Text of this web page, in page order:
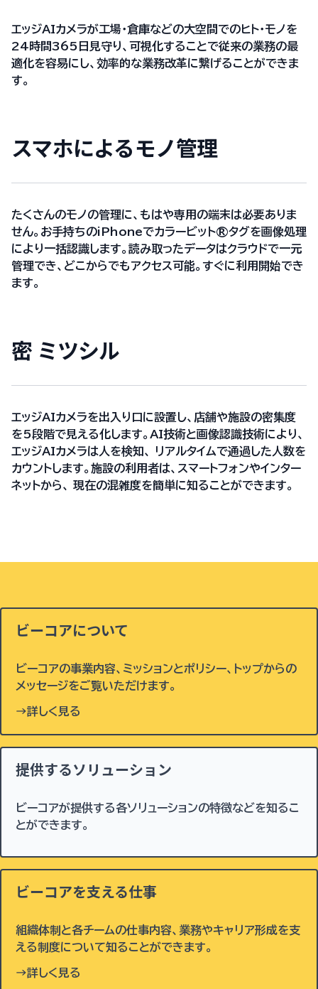
エッジAIカメラが工場・倉庫などの大空間でのヒト・モノを
24時間365日見守り、可視化することで従来の業務の最
適化を容易にし、効率的な業務改革に繋げることができま
す。
スマホによるモノ管理
たくさんのモノの管理に、もはや専用の端末は必要ありま
せん。お手持ちのiPhoneでカラービット®︎タグを画像処理
により一括認識します。読み取ったデータはクラウドで一元
管理でき、どこからでもアクセス可能。すぐに利用開始でき
ます。
密 ミツシル
エッジAIカメラを出入り口に設置し、店舗や施設の密集度
を5段階で見える化します。AI技術と画像認識技術により、
エッジAIカメラは人を検知、 リアルタイムで通過した人数を
カウントします。施設の利用者は、スマートフォンやインター
ネットから、 現在の混雑度を簡単に知ることができます。
ビーコアについて
ビーコアの事業内容、ミッションとポリシー、トップからの
メッセージをご覧いただけます。
→詳しく見る
提供するソリューション
ビーコアが提供する各ソリューションの特徴などを知るこ
とができます。
ビーコアを支える仕事
組織体制と各チームの仕事内容、業務やキャリア形成を支
える制度について知ることができます。
→詳しく見る